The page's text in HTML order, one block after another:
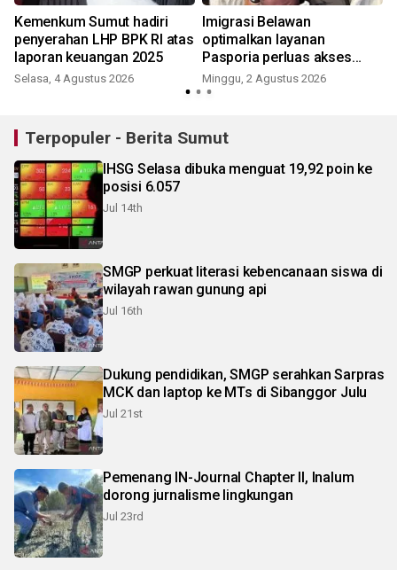
Kemenkum Sumut hadiri
penyerahan LHP BPK RI atas
laporan keuangan 2025
Selasa, 4 Agustus 2026
Imigrasi Belawan
optimalkan layanan
Pasporia perluas akses
untuk warga
Minggu, 2 Agustus 2026
Terpopuler - Berita Sumut
IHSG Selasa dibuka menguat 19,92 poin ke
posisi 6.057
Jul 14th
SMGP perkuat literasi kebencanaan siswa di
wilayah rawan gunung api
Jul 16th
Dukung pendidikan, SMGP serahkan Sarpras
MCK dan laptop ke MTs di Sibanggor Julu
Jul 21st
Pemenang IN-Journal Chapter II, Inalum
dorong jurnalisme lingkungan
Jul 23rd